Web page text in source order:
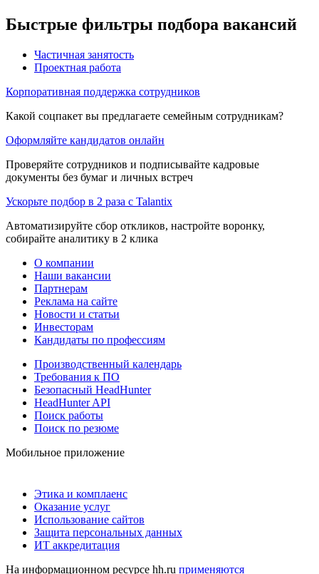
Быстрые фильтры подбора вакансий
Частичная занятость
Проектная работа
Корпоративная поддержка сотрудников
Какой соцпакет вы предлагаете семейным сотрудникам?
Оформляйте кандидатов онлайн
Проверяйте сотрудников и подписывайте кадровые
документы без бумаг и личных встреч
Ускорьте подбор в 2 раза с Talantix
Автоматизируйте сбор откликов, настройте воронку,
собирайте аналитику в 2 клика
О компании
Наши вакансии
Партнерам
Реклама на сайте
Новости и статьи
Инвесторам
Кандидаты по профессиям
Производственный календарь
Требования к ПО
Безопасный HeadHunter
HeadHunter API
Поиск работы
Поиск по резюме
Мобильное приложение
Этика и комплаенс
Оказание услуг
Использование сайтов
Защита персональных данных
ИТ аккредитация
На информационном ресурсе hh.ru применяются